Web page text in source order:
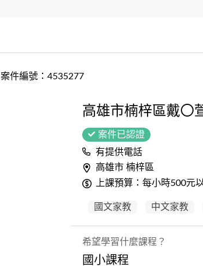
案件編號：4535277
高雄市楠梓區戴〇
案件已認證
有提供電話
高雄市 楠梓區
上課預算：每小時500元
國文家教 中文家教
希望學習什麼課程？
國小課程